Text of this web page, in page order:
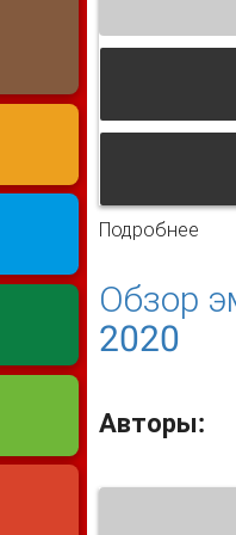
Подробнее
Обзор
2020
Авторы: